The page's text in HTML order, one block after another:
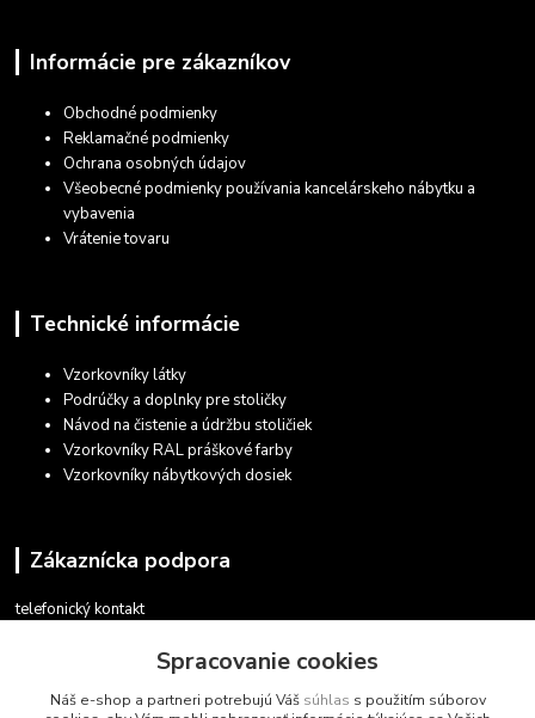
Informácie pre zákazníkov
Obchodné podmienky
Reklamačné podmienky
Ochrana osobných údajov
Všeobecné podmienky používania kancelárskeho nábytku a
vybavenia
Vrátenie tovaru
Technické informácie
Vzorkovníky látky
Podrúčky a doplnky pre stoličky
Návod na čistenie a údržbu stoličiek
Vzorkovníky RAL práškové farby
Vzorkovníky nábytkových dosiek
Zákaznícka podpora
telefonický kontakt
v pracovných dňoch 08.30 - 16.00
obchod@marketsk.sk
Spracovanie cookies
Náš e-shop a partneri potrebujú Váš súhlas s použitím súborov